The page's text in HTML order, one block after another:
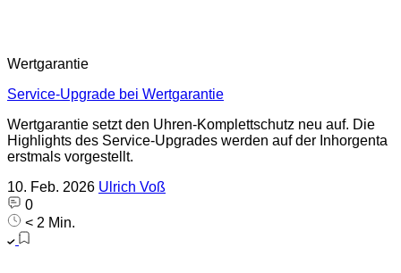
Wertgarantie
Service-Upgrade bei Wertgarantie
Wertgarantie setzt den Uhren-Komplettschutz neu auf. Die
Highlights des Service-Upgrades werden auf der Inhorgenta
erstmals vorgestellt.
10. Feb. 2026 Ulrich Voß
0
< 2 Min.